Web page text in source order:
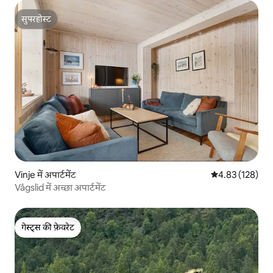
सुपरहोस्ट
सुपरहोस्ट
Vinje में अपार्टमेंट औसत रेटिंग 5 में से
4.83 (128)
Vågslid में अच्छा अपार्टमेंट
गेस्ट्स की फ़ेवरेट
गेस्ट्स की फ़ेवरेट